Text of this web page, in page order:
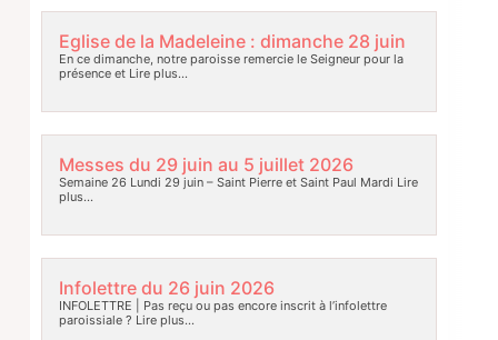
Eglise de la Madeleine : dimanche 28 juin
En ce dimanche, notre paroisse remercie le Seigneur pour la
présence etLire plus…
Messes du 29 juin au 5 juillet 2026
Semaine 26 Lundi 29 juin – Saint Pierre et Saint Paul Mardi Lire
plus…
Infolettre du 26 juin 2026
INFOLETTRE | Pas reçu ou pas encore inscrit à l’infolettre
paroissiale ? Lire plus…